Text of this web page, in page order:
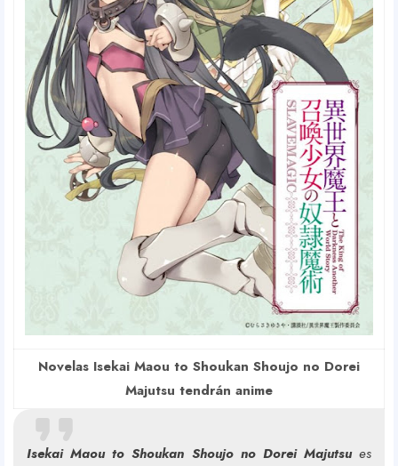
Novelas Isekai Maou to Shoukan Shoujo no Dorei
Majutsu tendrán anime
Isekai Maou to Shoukan Shoujo no Dorei Majutsues